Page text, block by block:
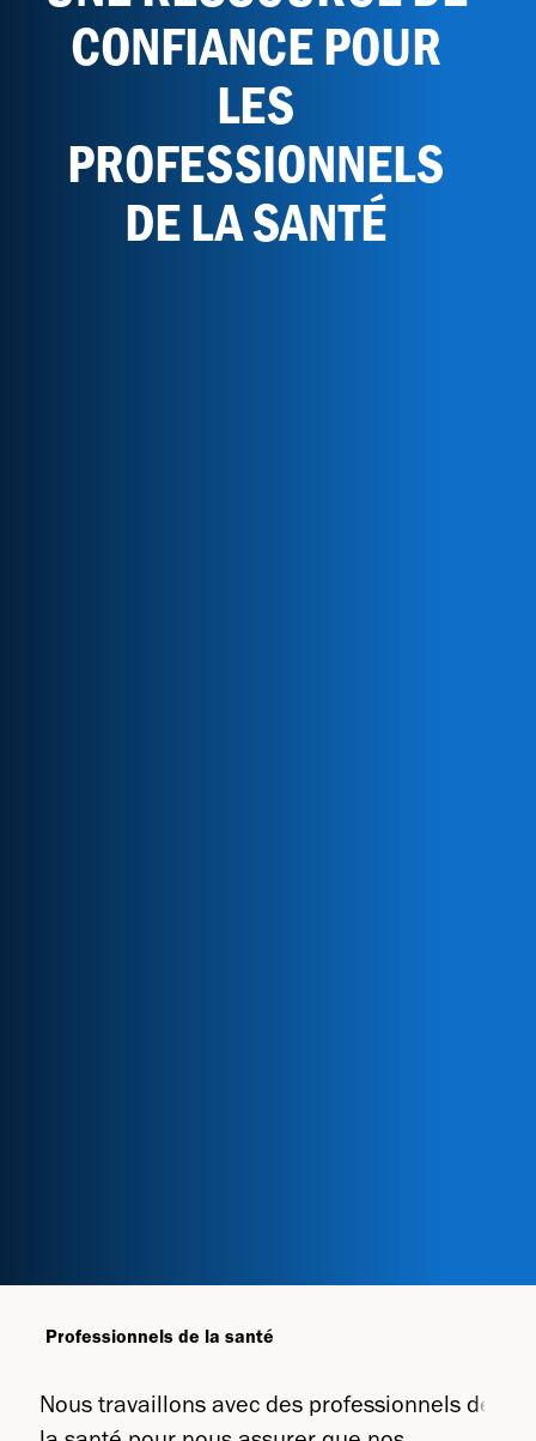
CONFIANCE POUR
LES
PROFESSIONNELS
DE LA SANTÉ
Professionnels de la santé
Nous travaillons avec des professionnels de